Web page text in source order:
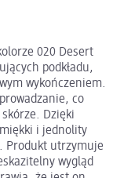
020 Desert
podkładu,
wykończeniem.
co
Dzięki
i jednolity
Produkt utrzymuje
wygląd